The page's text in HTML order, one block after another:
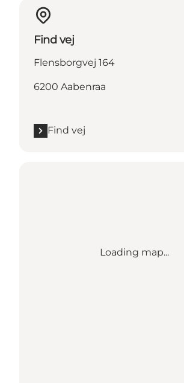
Find vej
Flensborgvej 164
6200 Aabenraa
Find vej
Loading map...